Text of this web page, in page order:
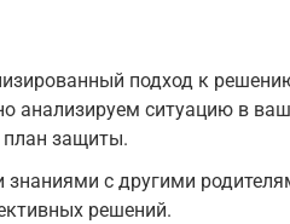
подход к
анализируем ситуацию в
защиты.
с другими
решений.